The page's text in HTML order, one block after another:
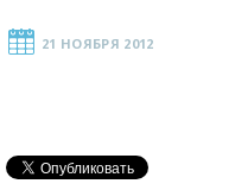
21 НОЯБРЯ 2012